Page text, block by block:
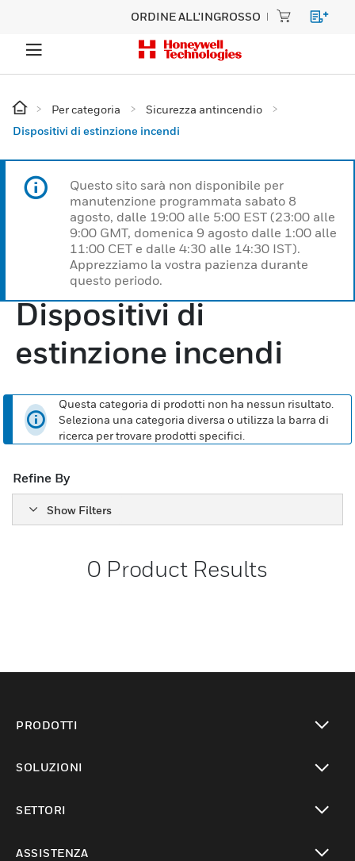
ORDINE ALL'INGROSSO
Per categoria
Sicurezza antincendio
Dispositivi di estinzione incendi
Questo sito sarà non disponibile per
manutenzione programmata sabato 8
agosto, dalle 19:00 alle 5:00 EST (23:00 alle
9:00 GMT, domenica 9 agosto dalle 1:00 alle
11:00 CET e dalle 4:30 alle 14:30 IST).
Apprezziamo la vostra pazienza durante
questo periodo.
Dispositivi di
estinzione incendi
Questa categoria di prodotti non ha nessun risultato.
Seleziona una categoria diversa o utilizza la barra di
ricerca per trovare prodotti specifici.
Refine By
Show Filters
0 Product Results
PRODOTTI
SOLUZIONI
SETTORI
ASSISTENZA